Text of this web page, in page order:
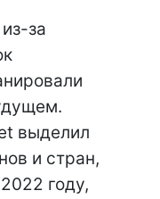
за
выделил
и стран,
году,